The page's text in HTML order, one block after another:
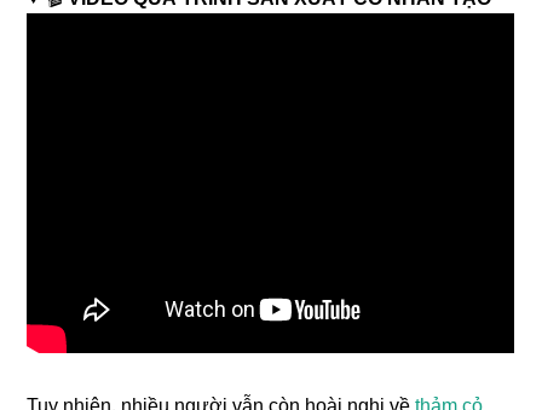
Tuy nhiên, nhiều người vẫn còn hoài nghi vềthảm cỏ